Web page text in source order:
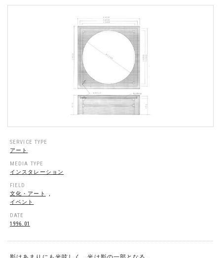
SERVICE TYPE
アート
MEDIA TYPE
インスタレーション
FIELD
文化・アート
,
イベント
DATE
1996.01